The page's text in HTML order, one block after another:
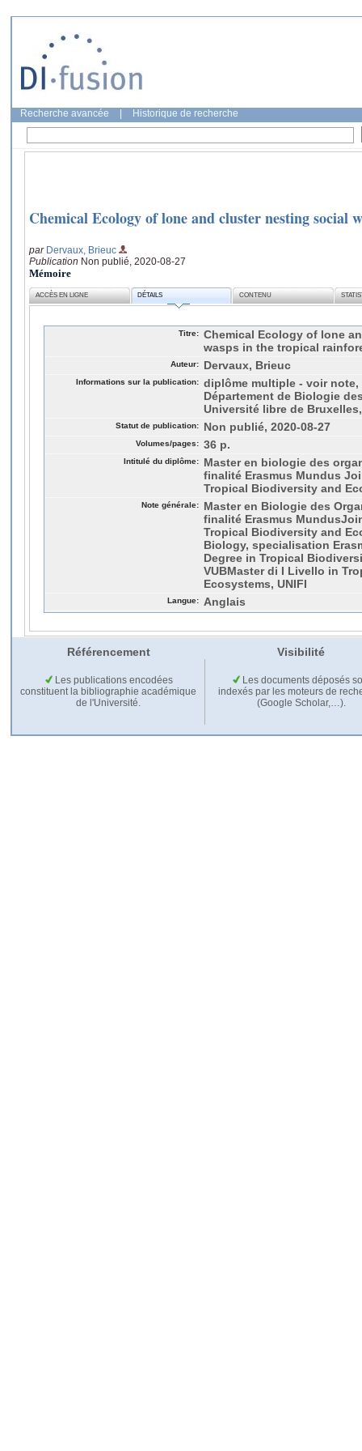
Recherche avancée Historique de recherche
Chemical Ecology of lone and cluster nesting social
par Dervaux, Brieuc
Publication Non publié, 2020-08-27
Mémoire
ACCÈS EN LIGNE DÉTAILS CONTENU
Titre: Chemical Ecology of lone
wasps in the tropical
Auteur: Dervaux, Brieuc
Informations sur la publication: diplôme multiple - voir
Département de Biologie
Université libre de Bruxelles,
Statut de publication: Non publié, 2020-08-27
Volumes/pages: 36 p.
Intitulé du diplôme:
Master en biologie des
finalité Erasmus Mundus
Tropical Biodiversity and
Note générale:
Master en Biologie des
finalité Erasmus
Tropical Biodiversity and
Biology, specialisation
Degree in Tropical
VUBMaster di I Livello in
Ecosystems, UNIFI
Langue: Anglais
Référencement Visibilité
Les publications encodées
constituent la bibliographie académique
de l'Université.
Les documents déposés
indexés par les moteurs de
(Google Scholar,…).